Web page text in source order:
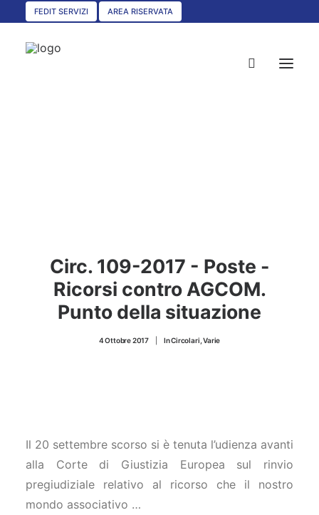
FEDIT SERVIZI AREA RISERVATA
CONVENZIONI
ASSOCIAZIONI TERRITORIALI
Circ. 109-2017 - Poste -
Ricorsi contro AGCOM.
Punto della situazione
4 Ottobre 2017 InCircolari ,Varie
Il 20 settembre scorso si è tenuta l’udienza avanti
alla Corte di Giustizia Europea sul rinvio
pregiudiziale relativo al ricorso che il nostro
mondo associativo …